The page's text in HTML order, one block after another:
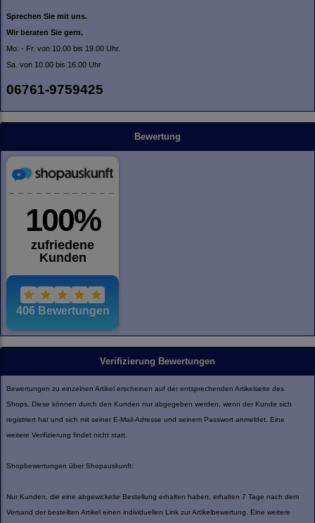
Sprechen Sie mit uns.
Wir beraten Sie gern.
Mo. - Fr. von 10.00 bis 19.00 Uhr.
Sa. von 10.00 bis 16.00 Uhr
06761-9759425
Bewertung
Verifizierung Bewertungen
Bewertungen zu einzelnen Artikel erscheinen auf der entsprechenden Artikelseite des
Shops. Diese können durch den Kunden nur abgegeben werden, wenn der Kunde sich
registriert hat und sich mit seiner E-Mail-Adresse und seinem Passwort anmeldet. Eine
weitere Verifizierung findet nicht statt.
Shopbewertungen über Shopauskunft:
Nur Kunden, die eine abgewickelte Bestellung erhalten haben, erhalten 7 Tage nach dem
Versand der bestellten Artikel einen individuellen Link zur Artikelbewertung. Eine weitere